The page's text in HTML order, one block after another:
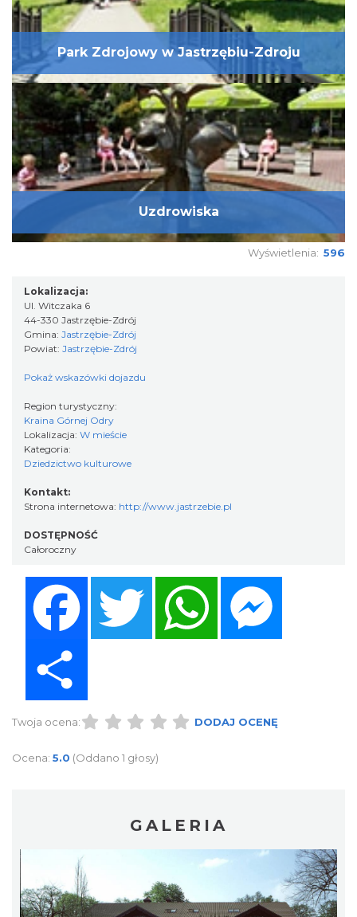
Park Zdrojowy w Jastrzębiu-Zdroju
Uzdrowiska
Wyświetlenia: 596
Lokalizacja:
Ul. Witczaka 6
44-330 Jastrzębie-Zdrój
Gmina: Jastrzębie-Zdrój
Powiat: Jastrzębie-Zdrój
Pokaż wskazówki dojazdu
Region turystyczny:
Kraina Górnej Odry
Lokalizacja: W mieście
Kategoria:
Dziedzictwo kulturowe
Kontakt:
Strona internetowa: http://www.jastrzebie.pl
DOSTĘPNOŚĆ
Całoroczny
Twitter WhatsApp
Twoja ocena: DODAJ OCENĘ
Ocena: 5.0 (Oddano 1 głosy)
GALERIA